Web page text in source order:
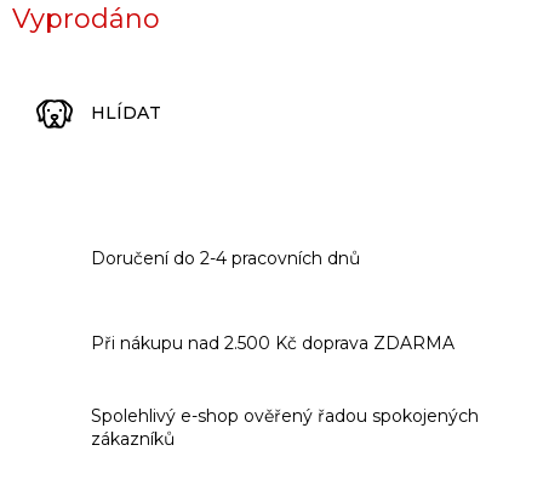
Vyprodáno
HLÍDAT
Doručení do 2-4 pracovních dnů
Při nákupu nad 2.500 Kč doprava ZDARMA
Spolehlivý e-shop ověřený řadou spokojených
zákazníků